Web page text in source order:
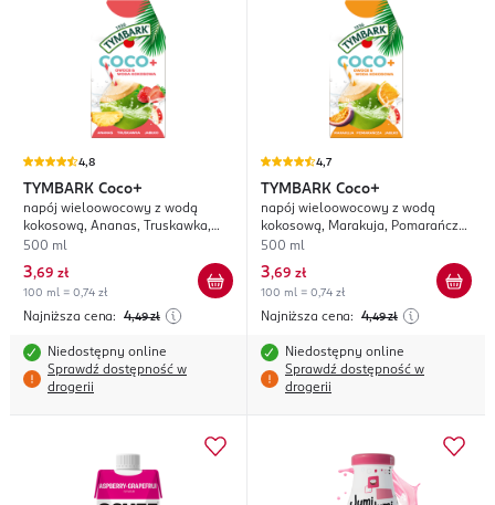
4,8
TYMBARK Coco+
napój wieloowocowy z wodą
kokosową, Ananas, Truskawka,
Jabłko, bez cukru
500 ml
3,69 zł
100 ml = 0,74 zł
Najniższa cena: 4,49 zł
Niedostępny online
Sprawdź dostępność w
drogerii
4,7
TYMBARK Coco+
napój wieloowocowy z wodą
kokosową, Marakuja, Pomarańcza,
Jabłko, bez cukru
500 ml
3,69 zł
100 ml = 0,74 zł
Najniższa cena: 4,49 zł
Niedostępny online
Sprawdź dostępność w
drogerii